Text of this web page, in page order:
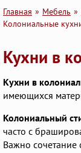
Главная Мебель
Колониальные
Кухни в
Кухни в
имеющихся
Колониальный
часто с
Важно